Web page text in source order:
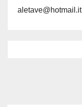
aletave@hotmail.it